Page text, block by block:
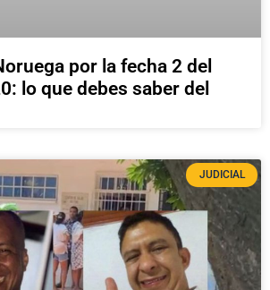
por la fecha 2 del
lo que debes saber del
JUDICIAL